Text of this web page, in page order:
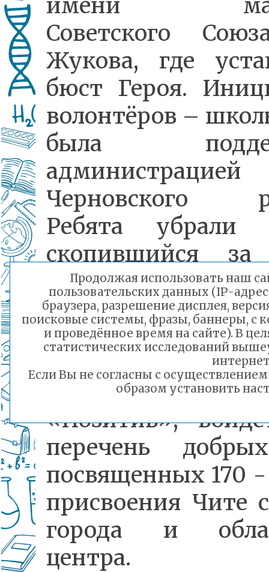
Советского
Жукова, где
бюст Героя.
волонтёров –
была
администрацией
Черновского
Ребята убрали
скопившийся
промели
площадку и
сквера. Этот
десант,
волонтёрским
«Позитив»,
перечень
посвященных 170
присвоения Чите
города и
центра.
Продолжая использовать наш
пользовательских данных (IP-
браузера, разрешение дисплея,
поисковые системы, фразы, баннеры, с
и проведённое время на сайте). В
статистических исследований
Если Вы не согласны с
образом установить